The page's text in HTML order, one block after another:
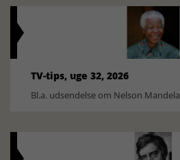
TV-tips, uge 32, 2026
Bl.a. udsendelse om Nelson Mandela